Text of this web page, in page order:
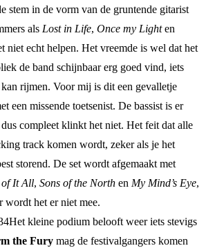
stem in de vorm van de gruntende gitarist
als Lost in Life, Once my Lighten
niet echt helpen. Het vreemde is wel dat het
de band schijnbaar erg goed vind, iets
rijmen. Voor mij is dit een gevalletje
een missende toetsenist. De bassist is er
compleet klinkt het niet. Het feit dat alle
track komen wordt, zeker als je het
storend. De set wordt afgemaakt met
of It All, Sons of the North en My Mind’s Eye,
wordt het er niet mee.
Het kleine podium belooft weer iets stevigs
the Fury mag de festivalgangers komen